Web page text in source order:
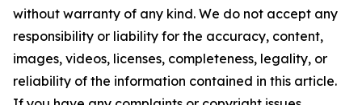
without warranty of any kind. We do not accept any
responsibility or liability for the accuracy, content,
images, videos, licenses, completeness, legality, or
reliability of the information contained in this article.